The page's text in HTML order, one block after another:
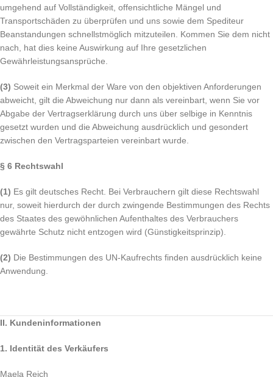
umgehend auf Vollständigkeit, offensichtliche Mängel und
Transportschäden zu überprüfen und uns sowie dem Spediteur
Beanstandungen schnellstmöglich mitzuteilen. Kommen Sie dem nicht
nach, hat dies keine Auswirkung auf Ihre gesetzlichen
Gewährleistungsansprüche.
(3) Soweit ein Merkmal der Ware von den objektiven Anforderungen
abweicht, gilt die Abweichung nur dann als vereinbart, wenn Sie vor
Abgabe der Vertragserklärung durch uns über selbige in Kenntnis
gesetzt wurden und die Abweichung ausdrücklich und gesondert
zwischen den Vertragsparteien vereinbart wurde.
§ 6 Rechtswahl
(1) Es gilt deutsches Recht. Bei Verbrauchern gilt diese Rechtswahl
nur, soweit hierdurch der durch zwingende Bestimmungen des Rechts
des Staates des gewöhnlichen Aufenthaltes des Verbrauchers
gewährte Schutz nicht entzogen wird (Günstigkeitsprinzip).
(2) Die Bestimmungen des UN-Kaufrechts finden ausdrücklich keine
Anwendung.
II. Kundeninformationen
1. Identität des Verkäufers
Maela Reich